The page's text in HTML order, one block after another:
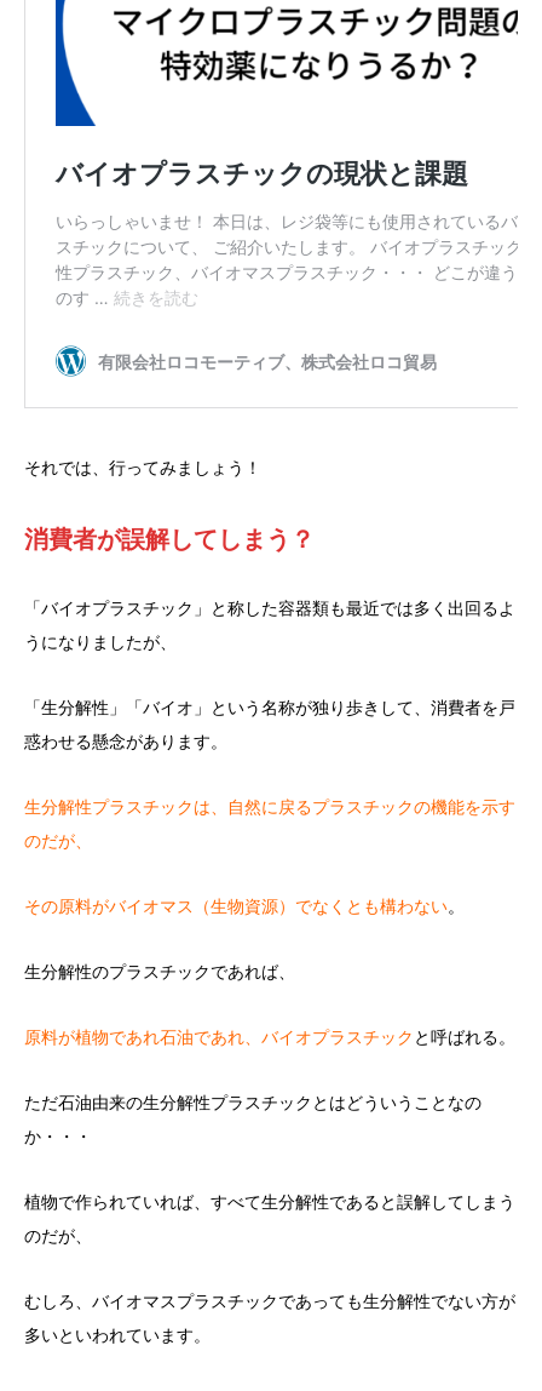
それでは、行ってみましょう！
消費者が誤解してしまう？
「バイオプラスチック」と称した容器類も最近では多く出回るよ
うになりましたが、
「生分解性」「バイオ」という名称が独り歩きして、消費者を戸
惑わせる懸念があります。
生分解性プラスチックは、自然に戻るプラスチックの機能を示す
のだが、
その原料がバイオマス（生物資源）でなくとも構わない。
生分解性のプラスチックであれば、
原料が植物であれ石油であれ、バイオプラスチック と呼ばれる。
ただ石油由来の生分解性プラスチックとはどういうことなの
か・・・
植物で作られていれば、すべて生分解性であると誤解してしまう
のだが、
むしろ、バイオマスプラスチックであっても生分解性でない方が
多いといわれています。